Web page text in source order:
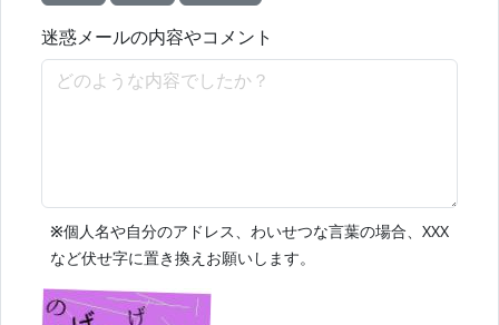
迷惑メールの内容やコメント
※個人名や自分のアドレス、わいせつな言葉の場合、XXX
など伏せ字に置き換えお願いします。